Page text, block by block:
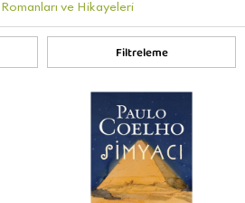
ve Hikayeleri
Filtreleme